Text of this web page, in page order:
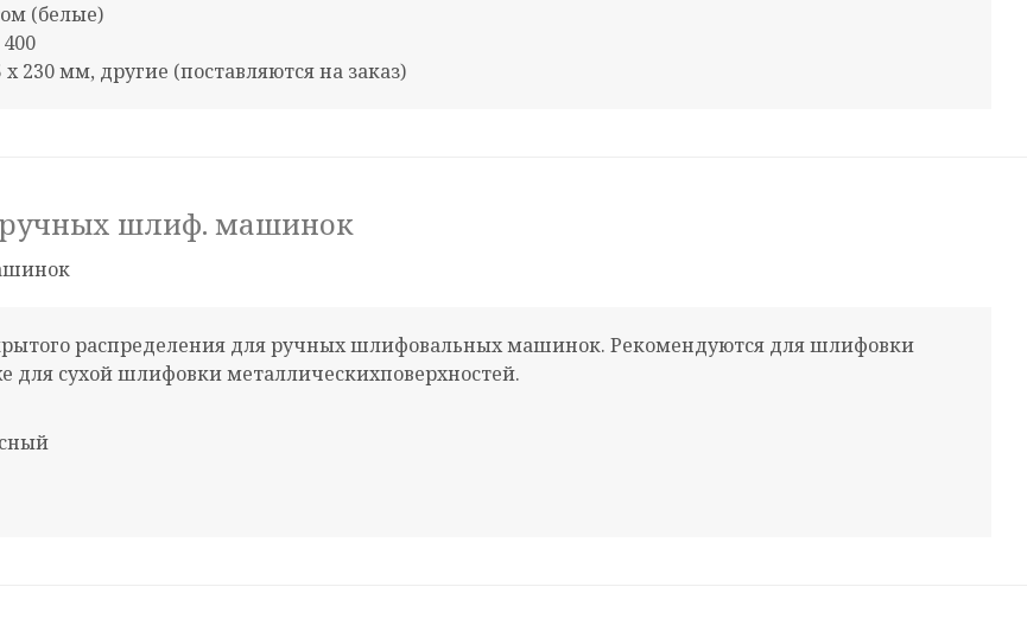
(белые)
230 мм, другие (поставляются на заказ)
шлиф. машинок
распределения для ручных шлифовальных машинок. Рекомендуются для шлифовки
для сухой шлифовки металлическихповерхностей.